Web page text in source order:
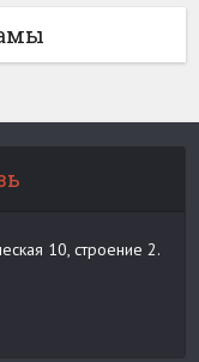
10, строение 2.